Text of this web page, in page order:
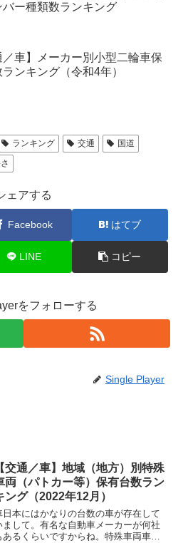
バー種類数ランキング
／車】メーカー別小型二輪車保
ンキング（令和4年）
ランキング 交通
国道
ェアする
Facebook はてブ
LINE コピー
をフォローする
Single Player
【交通／車】地域（地方）別特殊
両（パトカー等）保有台数ラン
ング（2022年12月）
日本にはかなりの台数の車が存在して
まして。有名な自動車メーカーが何社
あるくらいですからね。特殊車両車に